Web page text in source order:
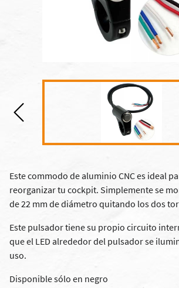
Este commodo de aluminio CNC es ideal
reorganizar tu cockpit. Simplemente se
de 22 mm de diámetro quitando los dos
Este pulsador tiene su propio circuito
que el LED alrededor del pulsador se
uso.
Disponible sólo en negro